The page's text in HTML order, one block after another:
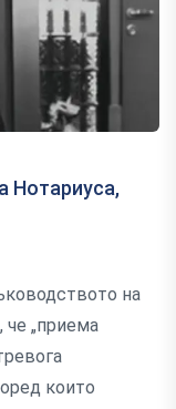
Нотариуса,
на
че „приема
които